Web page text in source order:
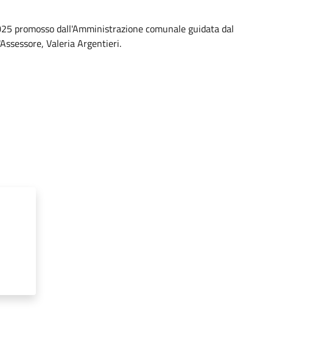
promosso dall'Amministrazione comunale guidata dal
Valeria Argentieri.